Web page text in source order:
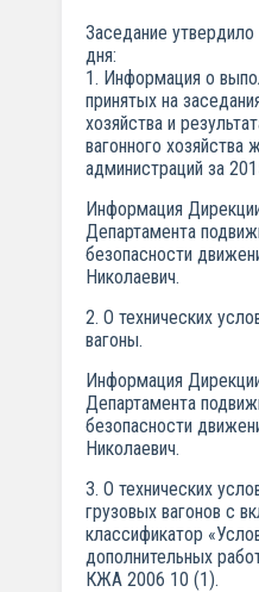
Заседание
дня:
1. Информация о
принятых на
хозяйства и
вагонного
администраций за
Информация
Департамента
безопасности
Николаевич.
2. О технических
вагоны.
Информация
Департамента
безопасности
Николаевич.
3. О технических
грузовых вагонов с
классификатор
дополнительных
КЖА 2006 10 (1).